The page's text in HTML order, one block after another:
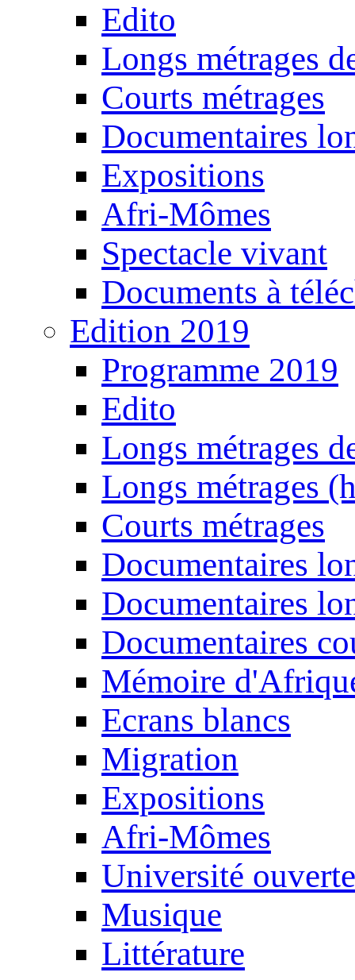
Edito
Longs métrages
Courts métrages
Documentaires
Expositions
Afri-Mômes
Spectacle vivant
Documents à
Edition 2019
Programme 2019
Edito
Longs métrages
Longs métrages
Courts métrages
Documentaires
Documentaires
Documentaires
Mémoire
Ecrans blancs
Migration
Expositions
Afri-Mômes
Université ouverte
Musique
Littérature